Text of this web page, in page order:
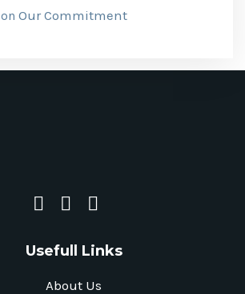
on Our Commitment
Usefull Links
About Us